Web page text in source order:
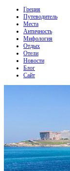
Греция
Путеводитель
Места
Античность
Мифология
Отдых
Отели
Новости
Блог
Сайт